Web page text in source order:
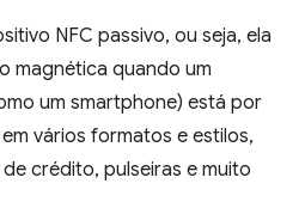
NFC passivo, ou seja, ela
magnética quando um
um smartphone) está por
vários formatos e estilos,
crédito, pulseiras e muito